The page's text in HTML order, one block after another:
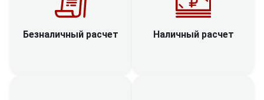
Безналичный расчет Наличный расчет